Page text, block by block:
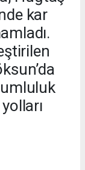
kar